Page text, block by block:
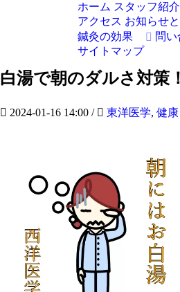
ホーム スタッフ紹介
アクセス お知らせ
鍼灸の効果
問
サイトマップ
白湯で朝のダルさ対策
2024-01-16 14:00 / 東洋医学, 健康